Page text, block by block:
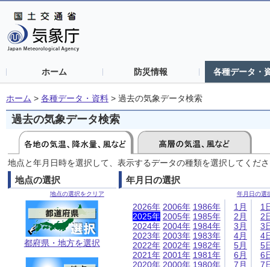
ホーム 防災情報 各種データ・
ホーム > 各種データ・資料 > 過去の気象データ検索
過去の気象データ検索
地点と年月日時を選択して、表示するデータの種類を選択してくだ
地点の選択
地点の選択をクリア
都府県・地方を選択
年月日の選択
年月日の選
2026年
2025年
2024年
2023年
2022年
2021年
2020年
2006年
2005年
2004年
2003年
2002年
2001年
2000年
1986年
1985年
1984年
1983年
1982年
1981年
1980年
1月
2月
3月
4月
5月
6月
7月
1
2
3
4
5
6
7